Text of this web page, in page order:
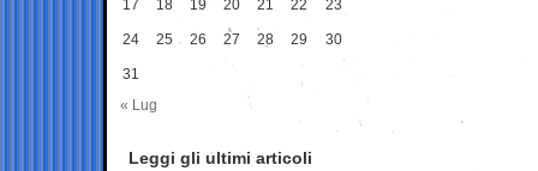
17 18 19 20 21 22 23
24 25 26 27 28 29 30
31
« Lug
Leggi gli ultimi articoli